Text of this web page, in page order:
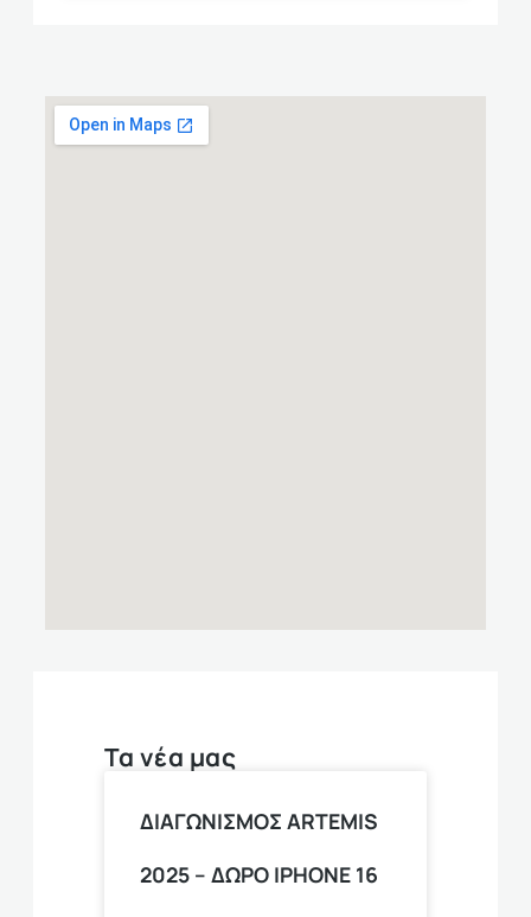
Τα νέα μας
ΔΙΑΓΩΝΙΣΜΟΣ ARTEMIS
2025 – ΔΩΡΟ ΙPHONE 16